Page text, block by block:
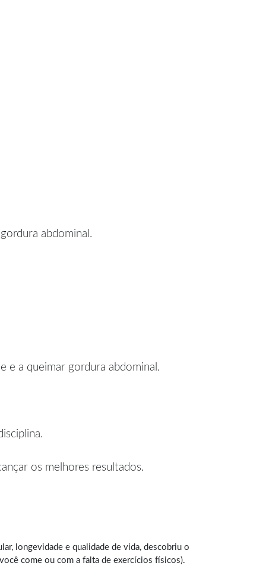
abdominal.
e a queimar gordura abdominal.
os melhores resultados.
longevidade e qualidade de vida, descobriu o
come ou com a falta de exercícios físicos).